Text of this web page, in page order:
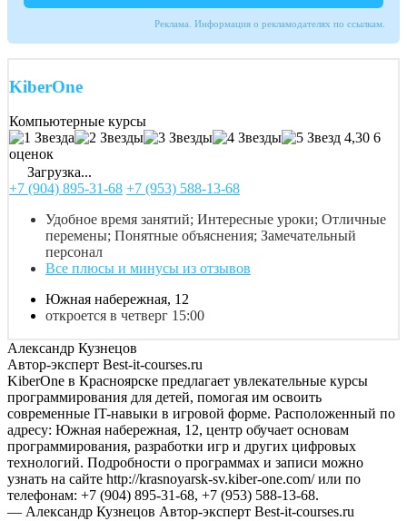
Реклама. Информация о рекламодателях по ссылкам.
KiberOne
Компьютерные курсы
4,30 6
оценок
Загрузка...
+7 (904) 895-31-68 +7 (953) 588-13-68
Удобное время занятий; Интересные уроки; Отличные
перемены; Понятные объяснения; Замечательный
персонал
Все плюсы и минусы из отзывов
Южная набережная, 12
откроется в четверг 15:00
Александр Кузнецов
Автор-эксперт Best-it-courses.ru
KiberOne в Красноярске предлагает увлекательные курсы
программирования для детей, помогая им освоить
современные IT-навыки в игровой форме. Расположенный по
адресу: Южная набережная, 12, центр обучает основам
программирования, разработки игр и других цифровых
технологий. Подробности о программах и записи можно
узнать на сайте http://krasnoyarsk-sv.kiber-one.com/ или по
телефонам: +7 (904) 895-31-68, +7 (953) 588-13-68.
— Александр Кузнецов Автор-эксперт Best-it-courses.ru